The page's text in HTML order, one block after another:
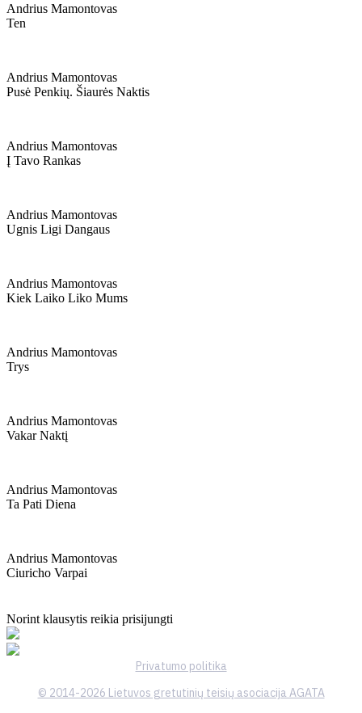
Andrius Mamontovas
Ten
Andrius Mamontovas
Pusė Penkių. Šiaurės Naktis
Andrius Mamontovas
Į Tavo Rankas
Andrius Mamontovas
Ugnis Ligi Dangaus
Andrius Mamontovas
Kiek Laiko Liko Mums
Andrius Mamontovas
Trys
Andrius Mamontovas
Vakar Naktį
Andrius Mamontovas
Ta Pati Diena
Andrius Mamontovas
Ciuricho Varpai
Norint klausytis reikia prisijungti
Privatumo politika
© 2014-2026 Lietuvos gretutinių teisių asociacija AGATA